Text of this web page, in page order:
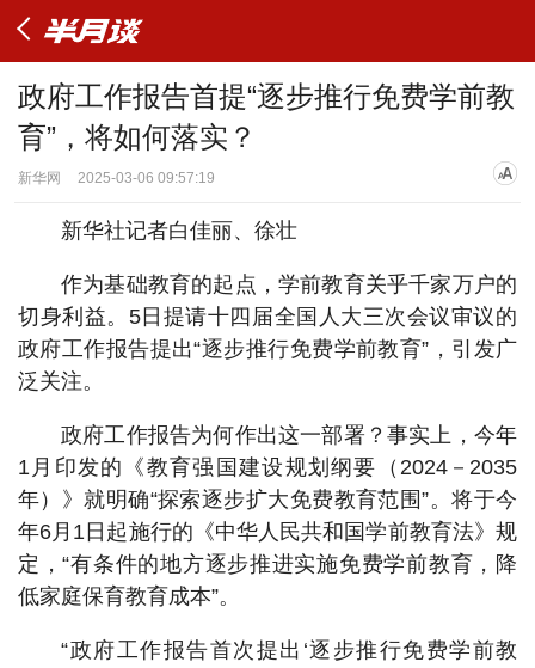
政府工作报告首提“逐步推行免费学前教
育”，将如何落实？
新华网 2025-03-06 09:57:19
新华社记者白佳丽、徐壮
作为基础教育的起点，学前教育关乎千家万户的
切身利益。5日提请十四届全国人大三次会议审议的
政府工作报告提出“逐步推行免费学前教育”，引发广
泛关注。
政府工作报告为何作出这一部署？事实上，今年
1月印发的《教育强国建设规划纲要（2024－2035
年）》就明确“探索逐步扩大免费教育范围”。将于今
年6月1日起施行的《中华人民共和国学前教育法》规
定，“有条件的地方逐步推进实施免费学前教育，降
低家庭保育教育成本”。
“政府工作报告首次提出‘逐步推行免费学前教